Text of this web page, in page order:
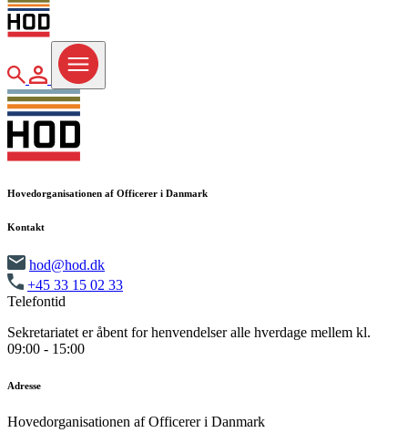
MitHOD
Menu
Hovedorganisationen af Officerer i Danmark
Kontakt
hod@hod.dk
+45 33 15 02 33
Telefontid
Sekretariatet er åbent for henvendelser alle hverdage mellem kl.
09:00 - 15:00
Adresse
Hovedorganisationen af Officerer i Danmark